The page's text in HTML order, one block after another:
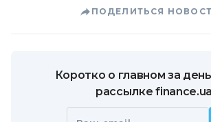
ПОДЕЛИТЬСЯ
Коротко о главном за
рассылке finance.ua